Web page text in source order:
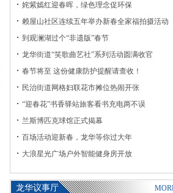
姹紫嫣红迎春晖，绿色理念促环保
赖屋山社区连续五年举办新春全家福拍摄活动
到观澜湖过个“非遗版”春节
龙华街道“笑歌曲艺社”系列活动圆满收官
春节将至 这份健康防护提醒请查收！
民治街道网格妇联花市摊位热闹开张
“迎春花”书香驿站旅客看书充电两不误
兰斯博匹克球馆正式揭幕
百场活动迎新春，龙华等你过大年
大浪星光广场户外智能健身房开放
龙华议事厅